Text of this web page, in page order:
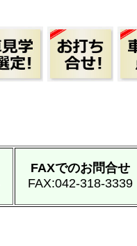
FAXでのお問合せ
FAX:042-318-3339